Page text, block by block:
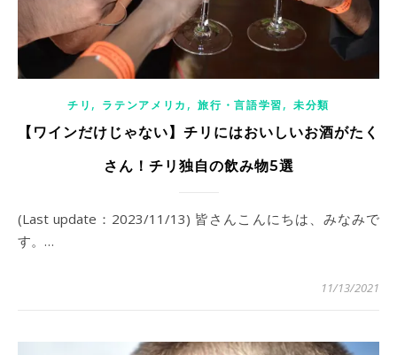
チリ , ラテンアメリカ ,旅行・言語学習,未分類
【ワインだけじゃない】チリにはおいしいお酒がたく
さん！チリ独自の飲み物5選
(Last update：2023/11/13) 皆さんこんにちは、みなみで
す。…
11/13/2021